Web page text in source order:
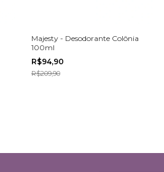
Majesty - Desodorante Colônia
100ml
R$94,90
R$209,90